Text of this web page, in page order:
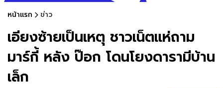
หน้าแรก ข่าว
เอียงซ้ายเป็นเหตุ ชาวเน็ตแห่ถาม
มาร์กี้ หลัง ป๊อก โดนโยงดารามีบ้าน
เล็ก